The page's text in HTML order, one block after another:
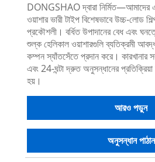
DONGSHAO দ্বারা
ওয়াশার ভারী টাইপ বিশেষভাবে উচ্চ-লোড
প্রকৌশলী। বর্ধিত উপাদানের বেধ এবং
শুল্ক হেলিকাল ওয়াশারগুলি ব্যতিক্রমী
কম্পন স্যাঁতসেঁতে প্রদান করে। কারখানার
এবং 24-ঘন্টা দ্রুত অনুসন্ধানের প্রতিক্রিয়া
হয়।
আরও পড়ুন
অনুসন্ধান পাঠান